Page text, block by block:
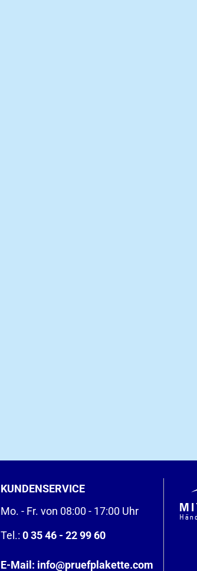
KUNDENSERVICE
Mo. - Fr. von 08:00 - 17:00 Uhr
Tel.: 0 35 46 - 22 99 60
E-Mail: info@pruefplakette.com